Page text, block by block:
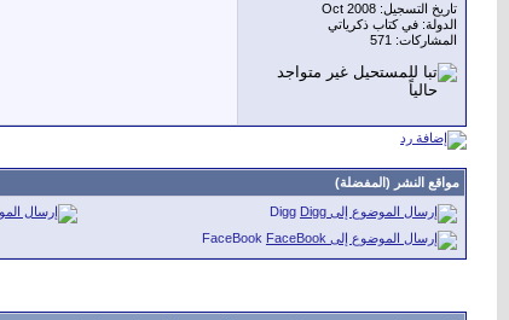
تاريخ التسجيل: Oct 2008
الدولة: في كتاب ذكرياتي
المشاركات: 571
مواقع النشر (المفضلة)
Digg
FaceBook